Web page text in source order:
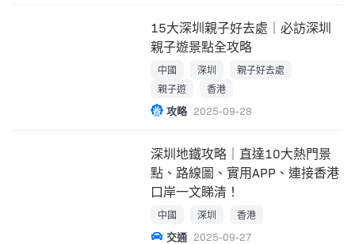
15大深圳親子好去處｜必訪深圳
親子遊景點全攻略
中國 深圳
親子好去處
親子遊
香港
攻略 2025-09-28
深圳地鐵攻略｜直達10大熱門景
點、路線圖、實用APP、連接香港
口岸一文睇清！
中國 深圳 香港
交通 2025-09-27